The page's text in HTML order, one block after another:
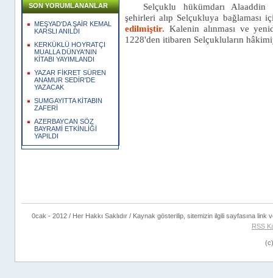
SON YORUMLANANLAR
MEŞYAD'DA ŞAİR KEMAL
KARSLI ANILDI
KERKÜKLÜ HOYRATÇI
MUALLA DÜNYA'NIN
KİTABI YAYIMLANDI
YAZAR FİKRET SÜREN
ANAMUR SEDİR'DE
YAZACAK
SUMGAYITTA KİTABIN
ZAFERİ
AZERBAYCAN SÖZ
BAYRAMİ ETKİNLİĞİ
YAPILDI
Selçuklu hükümdarı Alaaddin
şehirleri alıp Selçukluya bağlaması
edilmiştir. Kalenin alınması ve
1228'den itibaren Selçukluların
0cak - 2012 / Her Hakkı Saklıdır / Kaynak gösterilip, sitemizin ilgili sayfasına link
RSS